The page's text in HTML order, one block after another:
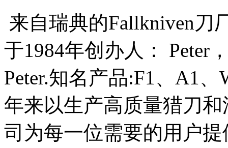
来自瑞典的Fallkniven刀
于1984年创办人： Peter
Peter.知名产品:F1、A1
年来以生产高质量猎刀
司为每一位需要的用户